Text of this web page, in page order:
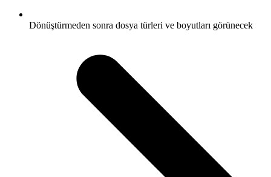
Dönüştürmeden sonra dosya türleri ve boyutları görünecek